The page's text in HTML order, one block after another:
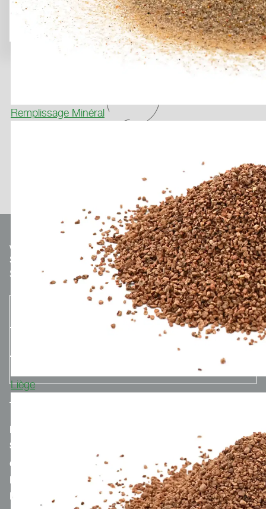
Remplissage Minéral
Liège
We make
Sport.
Optionaler Teaser-Text.
S'INSCRIRE À LA NEWSLETTER
MERCH.POLYTAN.DE
SPORTGROUP-HOLDING
CONTACT
MENTIONS LÉGALES
POLITIQUE DE CONFIDENTIALITÉ